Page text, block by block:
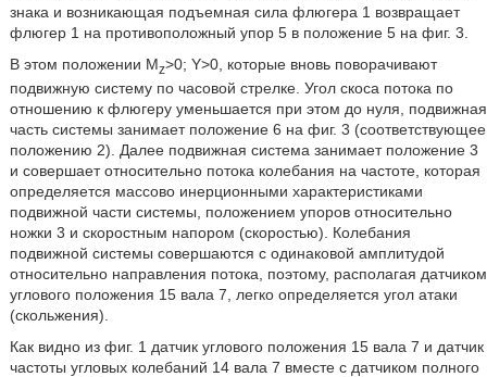
знака и возникающая подъемная сила флюгера 1 возвращает
флюгер 1 на противоположный упор 5 в положение 5 на фиг. 3.
В этом положении Mz>0; Y>0, которые вновь поворачивают
подвижную систему по часовой стрелке. Угол скоса потока по
отношению к флюгеру уменьшается при этом до нуля, подвижная
часть системы занимает положение 6 на фиг. 3 (соответствующее
положению 2). Далее подвижная система занимает положение 3
и совершает относительно потока колебания на частоте, которая
определяется массово инерционными характеристиками
подвижной части системы, положением упоров относительно
ножки 3 и скоростным напором (скоростью). Колебания
подвижной системы совершаются с одинаковой амплитудой
относительно направления потока, поэтому, располагая датчиком
углового положения 15 вала 7, легко определяется угол атаки
(скольжения).
Как видно из фиг. 1 датчик углового положения 15 вала 7 и датчик
частоты угловых колебаний 14 вала 7 вместе с датчиком полного